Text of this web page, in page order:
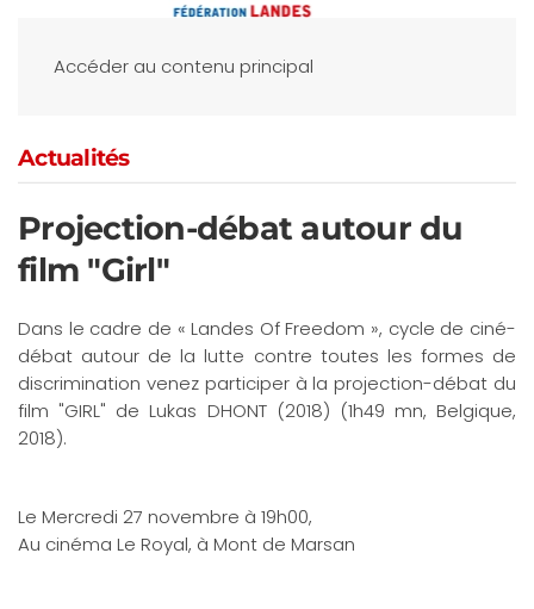
Accéder au contenu principal
Actualités
Projection-débat autour du
film "Girl"
Dans le cadre de « Landes Of Freedom », cycle de ciné-
débat autour de la lutte contre toutes les formes de
discrimination venez participer à la projection-débat du
film "GIRL" de Lukas DHONT (2018) (1h49 mn, Belgique,
2018).
Le Mercredi 27 novembre à 19h00,
Au cinéma Le Royal, à Mont de Marsan